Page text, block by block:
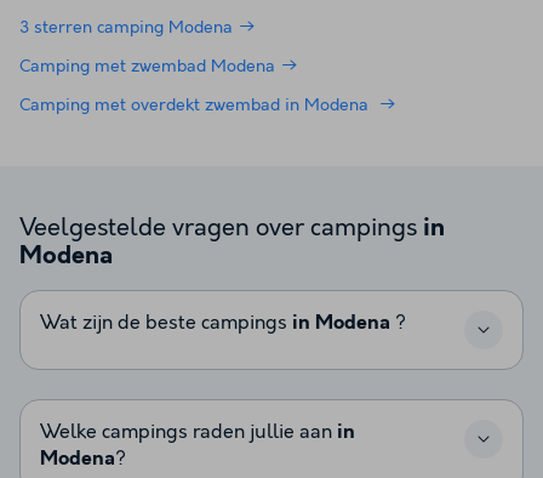
3 sterren camping Modena
Camping met zwembad Modena
Camping met overdekt zwembad in Modena
Veelgestelde vragen over campings in
Modena
Wat zijn de beste campings in Modena ?
Welke campings raden jullie aan in
Modena?